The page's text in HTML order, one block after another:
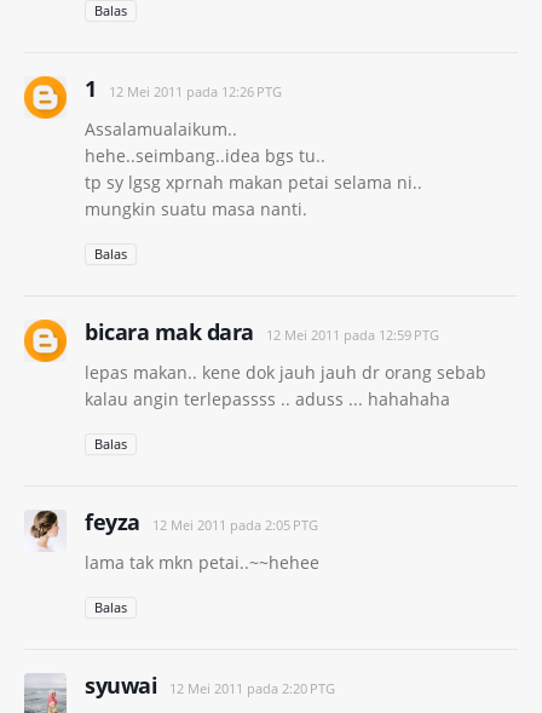
Balas
1 12 Mei 2011 pada 12:26 PTG
Assalamualaikum..
hehe..seimbang..idea bgs tu..
tp sy lgsg xprnah makan petai selama ni..
mungkin suatu masa nanti.
Balas
bicara mak dara 12 Mei 2011 pada 12:59 PTG
lepas makan.. kene dok jauh jauh dr orang sebab
kalau angin terlepassss .. aduss ... hahahaha
Balas
feyza 12 Mei 2011 pada 2:05 PTG
lama tak mkn petai..~~hehee
Balas
syuwai 12 Mei 2011 pada 2:20 PTG